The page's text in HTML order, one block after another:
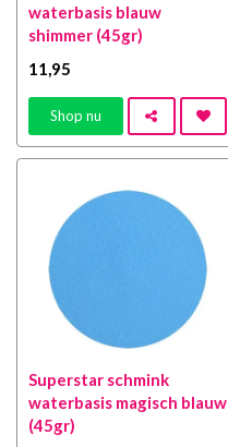
waterbasis blauw
shimmer (45gr)
11 ,95
Shop nu
Superstar schmink
waterbasis magisch blauw
(45gr)